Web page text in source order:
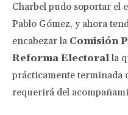
Charbel pudo soportar el
Pablo Gómez, y ahora
encabezar la Comisión
Reforma Electoralla
prácticamente terminada
requerirá del